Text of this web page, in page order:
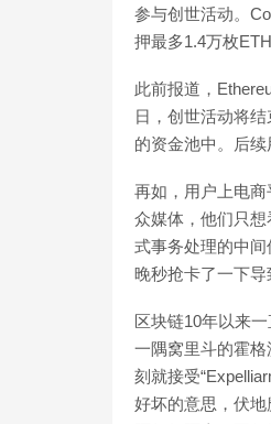
参与创世活动。
押最多1.4万枚ETH
此前报道，
日，创世活动将
的资金池中。后
再如，用户上电
众媒体，他们只
式事务处理的中
晚秒抢卡了一下
区块链10年以来
一隅窝里斗的霍
刻就接受
好坏的意思，伏